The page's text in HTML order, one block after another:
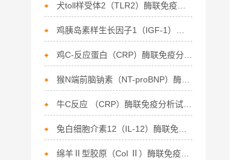
犬toll样受体2（TLR2）酶联免疫分析试剂盒
猴N端前脑钠素（NT-proBNP）酶联免疫分析试剂盒
牛C反应 （CRP）酶联免疫分析试剂盒
绵羊Ⅱ型胶原（Col Ⅱ）酶联免疫分析试剂盒